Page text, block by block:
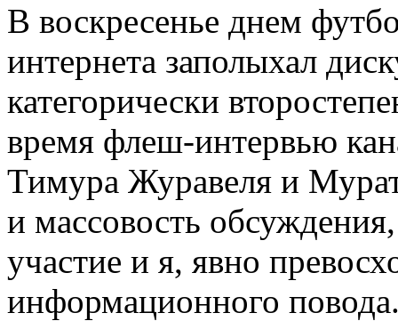
В воскресенье днем
интернета заполыхал
категорически
время флеш-интервью
Тимура Журавеля и
и массовость
участие и я, явно
информационного